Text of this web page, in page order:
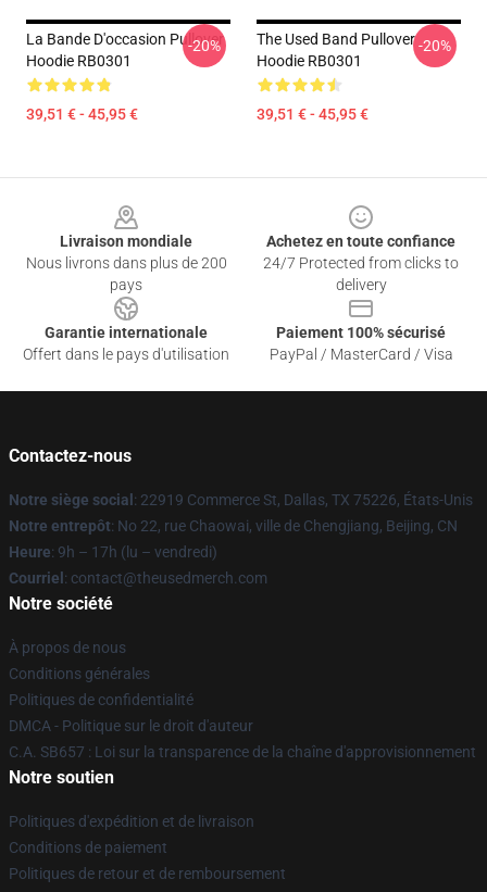
La Bande D'occasion Pullover
Hoodie RB0301
39,51 € - 45,95 €
-20%
The Used Band Pullover
Hoodie RB0301
39,51 € - 45,95 €
-20%
Livraison mondiale
Nous livrons dans plus de 200
pays
Achetez en toute confiance
24/7 Protected from clicks to
delivery
Garantie internationale
Offert dans le pays d'utilisation
Paiement 100% sécurisé
PayPal / MasterCard / Visa
Contactez-nous
Notre siège social : 22919 Commerce St, Dallas, TX 75226, États-Unis
Notre entrepôt: No 22, rue Chaowai, ville de Chengjiang, Beijing, CN
Heure: 9h – 17h (lu – vendredi)
Courriel : contact@theusedmerch.com
Notre société
À propos de nous
Conditions générales
Politiques de confidentialité
DMCA - Politique sur le droit d'auteur
C.A. SB657 : Loi sur la transparence de la chaîne d'approvisionnement
Notre soutien
Politiques d'expédition et de livraison
Conditions de paiement
Politiques de retour et de remboursement